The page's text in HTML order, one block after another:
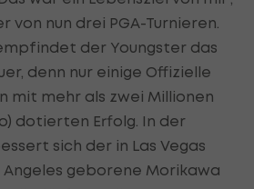
von nun drei PGA-Turnieren.
der Youngster das
denn nur einige Offizielle
mit mehr als zwei Millionen
dotierten Erfolg. In der
sich der in Las Vegas
Angeles geborene Morikawa